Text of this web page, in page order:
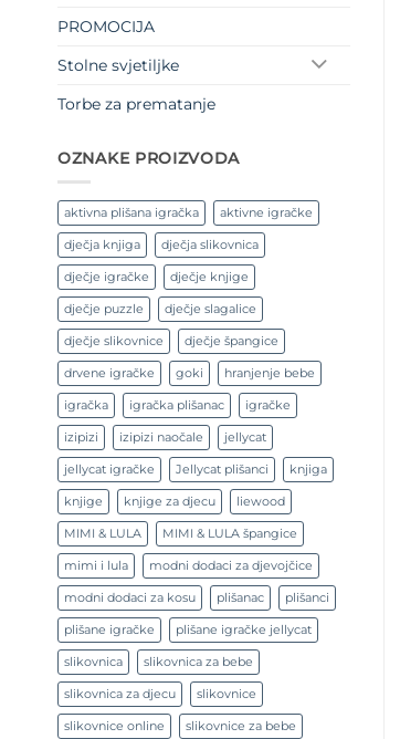
PROMOCIJA
Stolne svjetiljke
Torbe za prematanje
OZNAKE PROIZVODA
aktivna plišana igračka aktivne igračke
dječja knjiga dječja slikovnica
dječje igračke dječje knjige
dječje puzzle dječje slagalice
dječje slikovnice dječje špangice
drvene igračke goki hranjenje bebe
igračka igračka plišanac igračke
izipizi izipizi naočale jellycat
jellycat igračke Jellycat plišanci knjiga
knjige knjige za djecu liewood
MIMI & LULA MIMI & LULA špangice
mimi i lula modni dodaci za djevojčice
modni dodaci za kosu plišanac plišanci
plišane igračke plišane igračke jellycat
slikovnica slikovnica za bebe
slikovnica za djecu slikovnice
slikovnice online slikovnice za bebe